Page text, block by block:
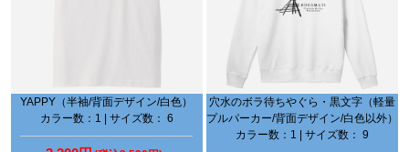
YAPPY（半袖/背面デザイン/白色）
カラー数：1 | サイズ数： 6
穴水のボラ待ちやぐら・黒文字（軽量
プルパーカー/背面デザイン/白色以外）
カラー数：1 | サイズ数： 9